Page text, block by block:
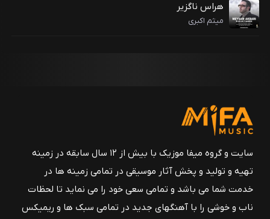
هراس ناگزیر
میثم اکبری
سایت و گروه میفا موزیک با بیش از ۱۲ سال سابقه در زمینه
تهیه و تولید و پخش آثار موسیقی در تمامی زمینه ها در
خدمت شما می باشد و تمامی سعی خود را می نماید تا لحظات
ناب و خوشی را با آهنگهای جدید در تمامی سبک ها و ریمیکس